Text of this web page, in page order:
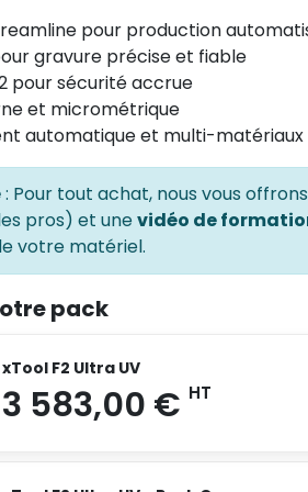
pour production
gravure précise et fiable
pour sécurité accrue
et micrométrique
automatique et multi-matériaux
: Pour tout achat, nous vous
pros) et unevidéo de
votre matériel.
pack
xTool F2 Ultra UV